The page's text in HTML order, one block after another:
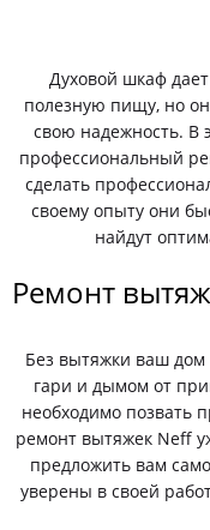
Духовой шкаф
полезную пищу, но
свою надежность. В
профессиональный
сделать
своему опыту они
найдут
Ремонт
Без вытяжки ваш дом
гари и дымом от
необходимо позвать
ремонт вытяжек Neff
предложить вам
уверены в своей